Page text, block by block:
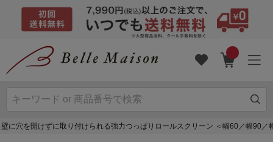
壁に穴を開けずに取り付けられる強力つっぱりロールスクリーン ＜幅60／幅90／